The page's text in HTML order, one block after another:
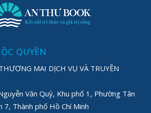
QUYỀN
MAI DỊCH VỤ VÀ TRUYỀN
Văn Quỳ, Khu phố 1, Phường Tân
7, Thành phố Hồ Chí Minh